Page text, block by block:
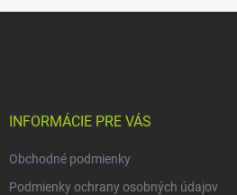
INFORMÁCIE PRE VÁS
Obchodné podmienky
Podmienky ochrany osobných údajov